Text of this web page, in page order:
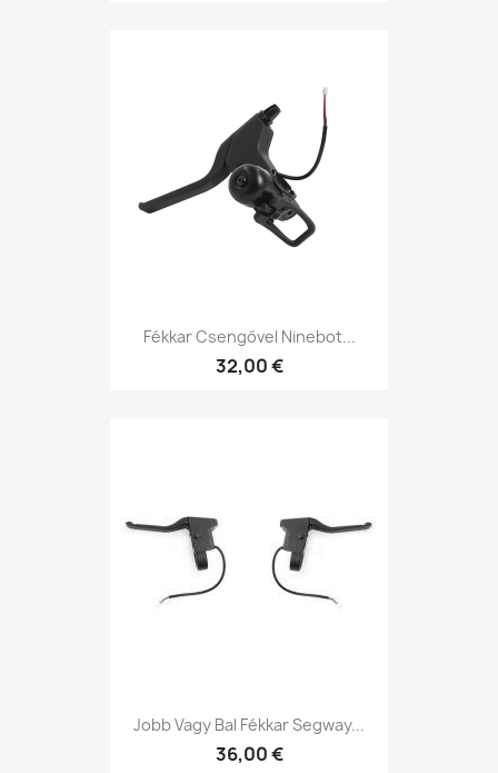
Fékkar Csengővel Ninebot...
32,00 €
Jobb Vagy Bal Fékkar Segway...
36,00 €